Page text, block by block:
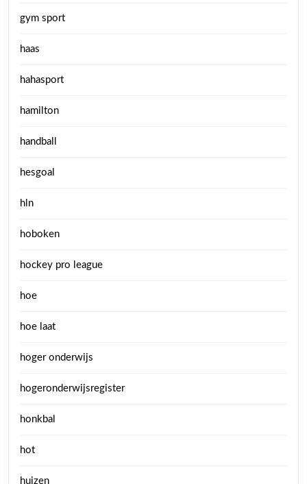
gym sport
haas
hahasport
hamilton
handball
hesgoal
hln
hoboken
hockey pro league
hoe
hoe laat
hoger onderwijs
hogeronderwijsregister
honkbal
hot
huizen